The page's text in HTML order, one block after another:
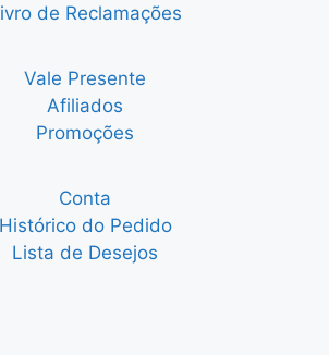
de Reclamações
Vale Presente
Afiliados
Promoções
Conta
Histórico do Pedido
Lista de Desejos